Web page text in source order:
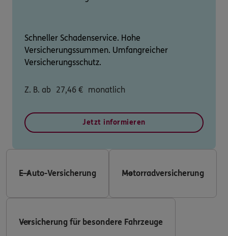
Schneller Schadenservice. Hohe
Versicherungssummen. Umfangreicher
Versicherungsschutz.
Z. B. ab 27,46 € monatlich
Jetzt informieren
E-Auto-Versicherung Motorradversicherung
Versicherung für besondere Fahrzeuge